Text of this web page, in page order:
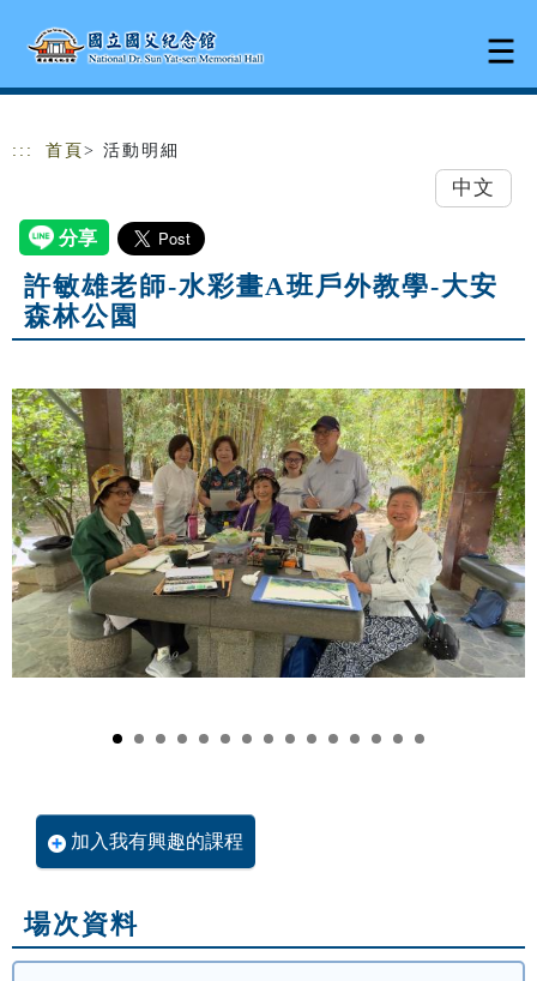
::: 首頁 > 活動明細
中文
許敏雄老師-水彩畫A班戶外教學-大安
森林公園
加入我有興趣的課程
場次資料